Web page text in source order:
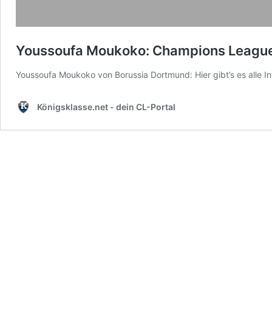
Youssoufa Moukoko: Champions
Youssoufa Moukoko von Borussia Dortmund: Hier gibt’s es alle
Königsklasse.net - dein CL-Portal